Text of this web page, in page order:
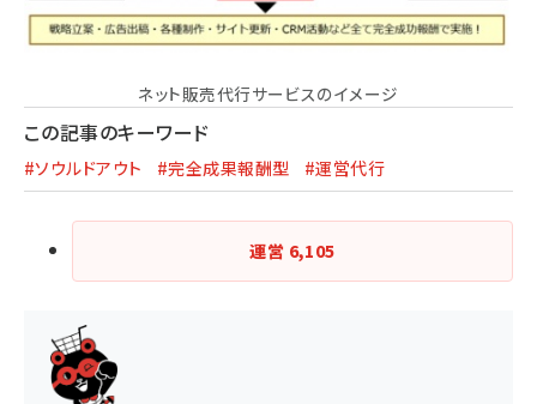
ネット販売代行サービスのイメージ
この記事のキーワード
#ソウルドアウト #完全成果報酬型 #運営代行
運営 6,105